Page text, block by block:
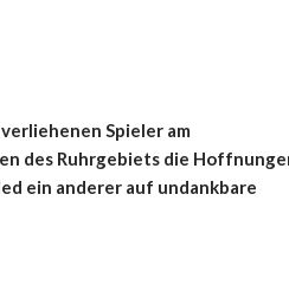
Spieler am
des Ruhrgebiets die
ein anderer auf undankbare